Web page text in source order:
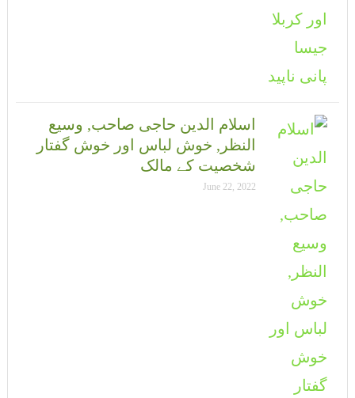
اسلام الدین حاجی صاحب, وسیع
النظر, خوش لباس اور خوش گفتار
شخصیت کے مالک
June 22, 2022